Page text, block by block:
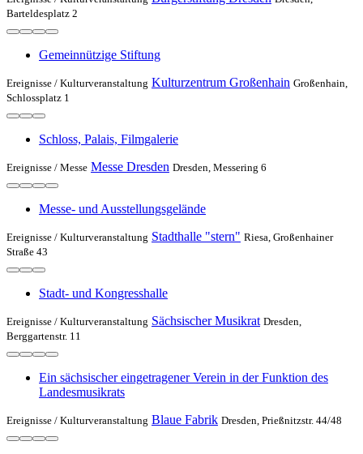
Barteldesplatz 2
Gemeinnützige Stiftung
Ereignisse / Kulturveranstaltung Kulturzentrum Großenhain Großenhain,
Schlossplatz 1
Schloss, Palais, Filmgalerie
Ereignisse / Messe Messe Dresden Dresden, Messering 6
Messe- und Ausstellungsgelände
Ereignisse / Kulturveranstaltung Stadthalle "stern" Riesa, Großenhainer
Straße 43
Stadt- und Kongresshalle
Ereignisse / Kulturveranstaltung Sächsischer Musikrat Dresden,
Berggartenstr. 11
Ein sächsischer eingetragener Verein in der Funktion des
Landesmusikrats
Ereignisse / Kulturveranstaltung Blaue Fabrik Dresden, Prießnitzstr. 44/48